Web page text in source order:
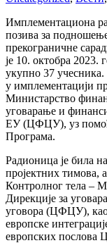
Имплементациона
позива за
прекограничне
је 10. октобра 2023.
укупно 37
у имплементацији
Министарство
уговарање и
ЕУ (ЦФЦУ), уз помоћ
Програма.
Радионица је била
пројектних тимова,
Контролног тела –
Дирекције за
уговора (ЦФЦУ), као
европске
европских послова